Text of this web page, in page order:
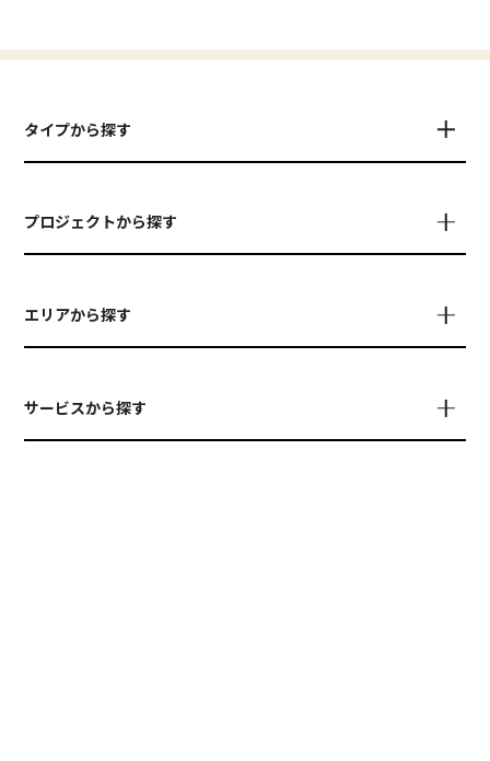
タイプから探す
プロジェクトから探す
エリアから探す
サービスから探す